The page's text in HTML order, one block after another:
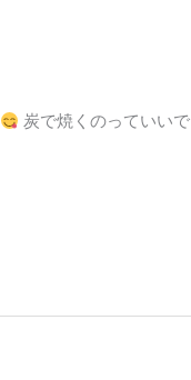
炭で焼くのっていいで